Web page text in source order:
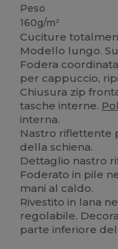
Peso
160g/m²
Cuciture
Modello lungo.
Fodera
per cappuccio,
Chiusura zip
tasche interne.
interna.
Nastro riflettente
della schiena.
Dettaglio nastro
Foderato in pile
mani al caldo.
Rivestito in lana
regolabile.
parte inferiore